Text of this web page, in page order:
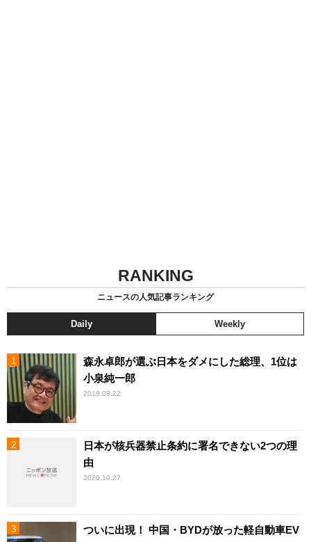
RANKING
ニュースの人気記事ランキング
Daily Weekly
森永卓郎が選ぶ日本をダメにした総理、1位は
小泉純一郎
2018.08.22
日本が核兵器禁止条約に署名できない2つの理
由
2020.10.27
ついに出現！ 中国・BYDが放った軽自動車EV